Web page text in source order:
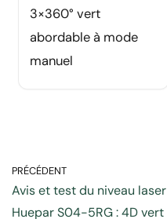
3×360° vert
abordable à mode
manuel
PRÉCÉDENT
Avis et test du niveau laser
Huepar S04-5RG : 4D vert